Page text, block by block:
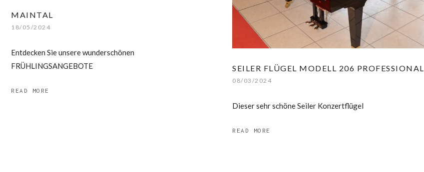
MAINTAL
18/05/2024
Entdecken Sie unsere wunderschönen
FRÜHLINGSANGEBOTE
READ MORE
SEILER FLÜGEL MODELL 206 PROFESSIONAL
08/03/2024
Dieser sehr schöne Seiler Konzertflügel
READ MORE